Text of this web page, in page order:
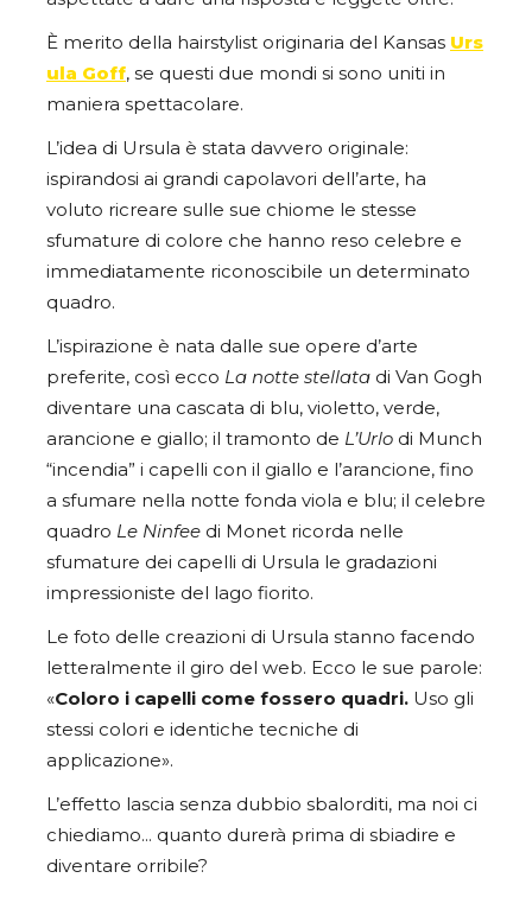
È merito della hairstylist originaria del Kansas Urs
ula Goff, se questi due mondi si sono uniti in
maniera spettacolare.
L’idea di Ursula è stata davvero originale:
ispirandosi ai grandi capolavori dell’arte, ha
voluto ricreare sulle sue chiome le stesse
sfumature di colore che hanno reso celebre e
immediatamente riconoscibile un determinato
quadro.
L’ispirazione è nata dalle sue opere d’arte
preferite, così ecco La notte stellata di Van Gogh
diventare una cascata di blu, violetto, verde,
arancione e giallo; il tramonto de L’Urlo di Munch
“incendia” i capelli con il giallo e l’arancione, fino
a sfumare nella notte fonda viola e blu; il celebre
quadro Le Ninfee di Monet ricorda nelle
sfumature dei capelli di Ursula le gradazioni
impressioniste del lago fiorito.
Le foto delle creazioni di Ursula stanno facendo
letteralmente il giro del web. Ecco le sue parole:
«Coloro i capelli come fossero quadri. Uso gli
stessi colori e identiche tecniche di
applicazione».
L’effetto lascia senza dubbio sbalorditi, ma noi ci
chiediamo… quanto durerà prima di sbiadire e
diventare orribile?